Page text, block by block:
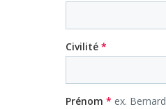
Civilité *
Prénom * ex. Bernard